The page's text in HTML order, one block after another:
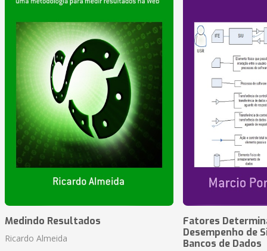
Medindo Resultados
Ricardo Almeida
Fatores
Desempenho de
Bancos de Dados